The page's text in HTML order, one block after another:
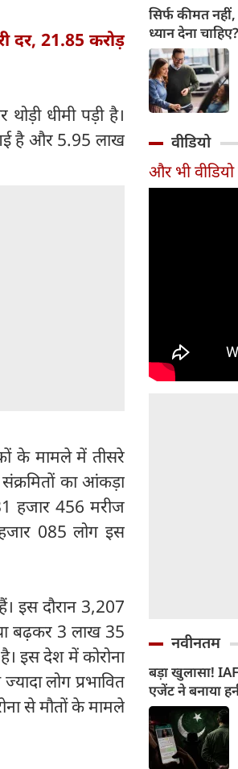
दर, 21.85 करोड़
धीमी पड़ी है।
गई है और 5.95 लाख
के मामले में तीसरे
का आंकड़ा
हजार 456 मरीज
085 लोग इस
इस दौरान 3,207
बढ़कर 3 लाख 35
इस देश में कोरोना
लोग प्रभावित
से मौतों के मामले
सिर्फ कीमत
ध्यान देना चाहिए?
वीडियो
और भी
नवीनतम
बड़ा खुलासा!
एजेंट ने बनाया